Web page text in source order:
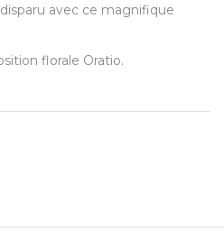
avec ce magnifique
florale Oratio.